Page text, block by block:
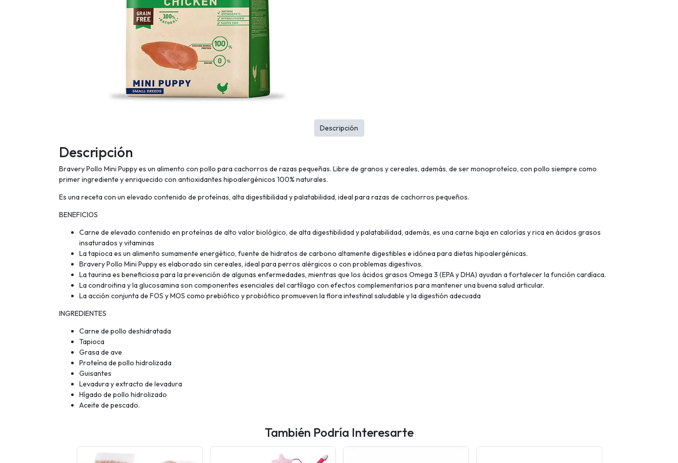
Descripción
Bravery Pollo Mini Puppy es un alimento con pollo para cachorros de razas pequeñas. Libre de granos y cereales, además, de ser monoproteíco, con pollo siempre como
primer ingrediente y enriquecido con antioxidantes hipoalergénicos 100% naturales.
Es una receta con un elevado contenido de proteínas, alta digestibilidad y palatabilidad, ideal para razas de cachorros pequeños.
BENEFICIOS
Carne de elevado contenido en proteínas de alto valor biológico, de alta digestibilidad y palatabilidad, además, es una carne baja en calorías y rica en ácidos grasos
insaturados y vitaminas
La tapioca es un alimento sumamente energético, fuente de hidratos de carbono altamente digestibles e idónea para dietas hipoalergénicas.
Bravery Pollo Mini Puppy es elaborado sin cereales, ideal para perros alérgicos o con problemas digestivos.
La taurina es beneficiosa para la prevención de algunas enfermedades, mientras que los ácidos grasos Omega 3 (EPA y DHA) ayudan a fortalecer la función cardíaca.
La condroitina y la glucosamina son componentes esenciales del cartílago con efectos complementarios para mantener una buena salud articular.
La acción conjunta de FOS y MOS como prebiótico y probiótico promueven la flora intestinal saludable y la digestión adecuada
INGREDIENTES
Carne de pollo deshidratada
Tapioca
Grasa de ave
Proteína de pollo hidrolizada
Guisantes
Levadura y extracto de levadura
Hígado de pollo hidrolizado
Aceite de pescado.
Descripción
También Podría Interesarte